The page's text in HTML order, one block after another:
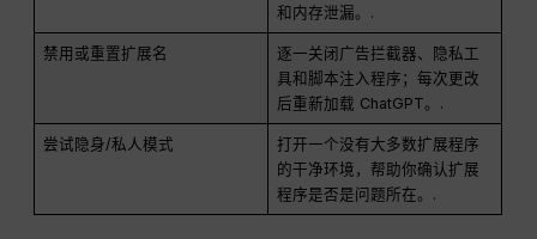
和内存泄漏。.
禁用或重置扩展名
逐一关闭广告拦截器、隐私工
具和脚本注入程序；每次更改
后重新加载 ChatGPT。.
尝试隐身/私人模式
打开一个没有大多数扩展程序
的干净环境，帮助你确认扩展
程序是否是问题所在。.